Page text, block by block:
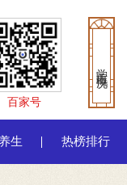
百家号
学院概况
生 热榜排行